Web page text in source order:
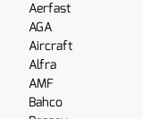
Aerfast
AGA
Aircraft
Alfra
AMF
Bahco